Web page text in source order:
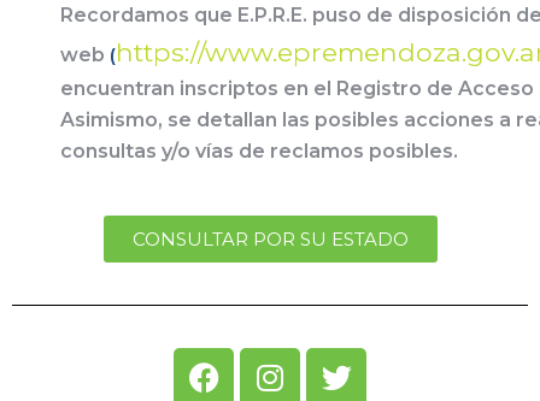
Recordamos que E.P.R.E. puso de disposición
web (https://
encuentran inscriptos en el Registro de Acceso
Asimismo, se detallan las posibles acciones a
consultas y/o vías de reclamos posibles.
CONSULTAR POR SU ESTADO